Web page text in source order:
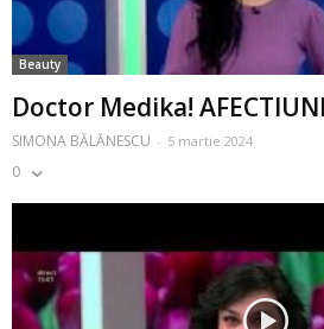
Beauty
Doctor Medika!
SIMONA BĂLĂNESCU - 5 martie 2024
0